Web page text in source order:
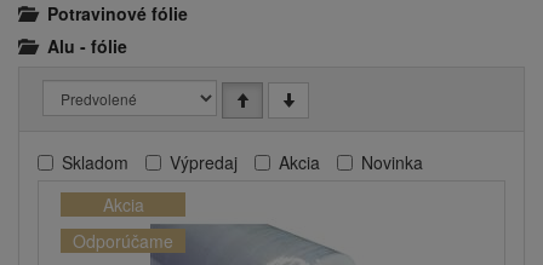
Potravinové fólie
Alu - fólie
Skladom Výpredaj Akcia
Novinka
Akcia
Odporúčame